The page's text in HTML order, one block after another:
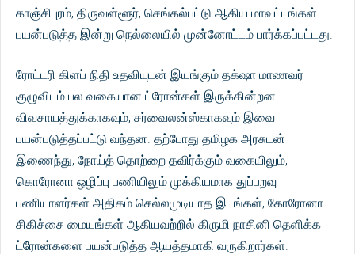
காஞ்சிபுரம், திருவள்ளூர், செங்கல்பட்டு ஆகிய மாவட்டங்கள்
பயன்படுத்த இன்று நெல்லையில் முன்னோட்டம் பார்க்கப்பட்டது.
ரோட்டரி கிளப் நிதி உதவியுடன் இயங்கும் தக்‌ஷா மாணவர்
குழுவிடம் பல வகையான ட்ரோன்கள் இருக்கின்றன.
விவசாயத்துக்காகவும், சர்வைலன்ஸ்காகவும் இவை
பயன்படுத்தப்பட்டு வந்தன. தற்போது தமிழக அரசுடன்
இணைந்து, நோய்த் தொற்றை தவிர்க்கும் வகையிலும்,
கொரோனா ஒழிப்பு பணியிலும் முக்கியமாக துப்பறவு
பணியாளர்கள் அதிகம் செல்லமுடியாத இடங்கள், கோரோனா
சிகிச்சை மையங்கள் ஆகியவற்றில் கிருமி நாசினி தெளிக்க
ட்ரோன்களை பயன்படுத்த ஆயத்தமாகி வருகிறார்கள்.